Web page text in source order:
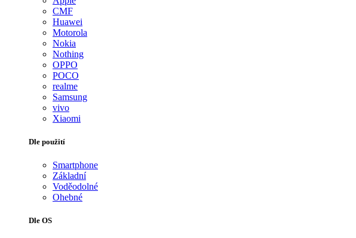
CMF
Huawei
Motorola
Nokia
Nothing
OPPO
POCO
realme
Samsung
vivo
Xiaomi
Dle použití
Smartphone
Základní
Voděodolné
Ohebné
Dle OS